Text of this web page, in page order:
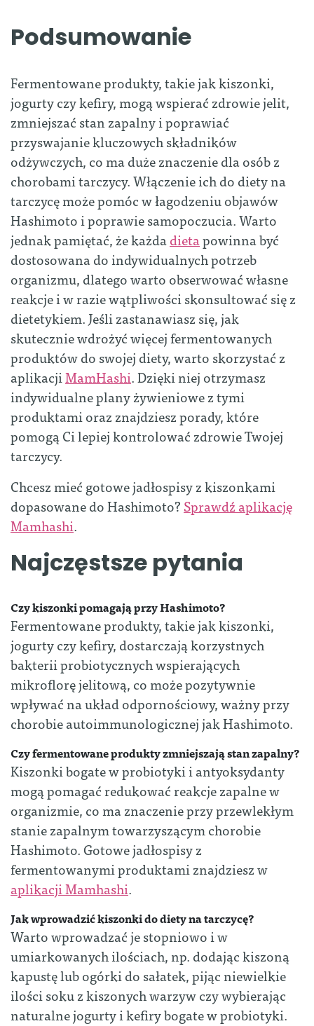
Podsumowanie
Fermentowane produkty, takie jak kiszonki,
jogurty czy kefiry, mogą wspierać zdrowie jelit,
zmniejszać stan zapalny i poprawiać
przyswajanie kluczowych składników
odżywczych, co ma duże znaczenie dla osób z
chorobami tarczycy. Włączenie ich do diety na
tarczycę może pomóc w łagodzeniu objawów
Hashimoto i poprawie samopoczucia. Warto
jednak pamiętać, że każdadietapowinna być
dostosowana do indywidualnych potrzeb
organizmu, dlatego warto obserwować własne
reakcje i w razie wątpliwości skonsultować się z
dietetykiem. Jeśli zastanawiasz się, jak
skutecznie wdrożyć więcej fermentowanych
produktów do swojej diety, warto skorzystać z
aplikacjiMamHashi. Dzięki niej otrzymasz
indywidualne plany żywieniowe z tymi
produktami oraz znajdziesz porady, które
pomogą Ci lepiej kontrolować zdrowie Twojej
tarczycy.
Chcesz mieć gotowe jadłospisy z kiszonkami
dopasowane do Hashimoto?Sprawdź aplikację
Mamhashi.
Najczęstsze pytania
Czy kiszonki pomagają przy Hashimoto?
Fermentowane produkty, takie jak kiszonki,
jogurty czy kefiry, dostarczają korzystnych
bakterii probiotycznych wspierających
mikroflorę jelitową, co może pozytywnie
wpływać na układ odpornościowy, ważny przy
chorobie autoimmunologicznej jak Hashimoto.
Czy fermentowane produkty zmniejszają stan zapalny?
Kiszonki bogate w probiotyki i antyoksydanty
mogą pomagać redukować reakcje zapalne w
organizmie, co ma znaczenie przy przewlekłym
stanie zapalnym towarzyszącym chorobie
Hashimoto. Gotowe jadłospisy z
fermentowanymi produktami znajdziesz w
aplikacji Mamhashi.
Jak wprowadzić kiszonki do diety na tarczycę?
Warto wprowadzać je stopniowo i w
umiarkowanych ilościach, np. dodając kiszoną
kapustę lub ogórki do sałatek, pijąc niewielkie
ilości soku z kiszonych warzyw czy wybierając
naturalne jogurty i kefiry bogate w probiotyki.